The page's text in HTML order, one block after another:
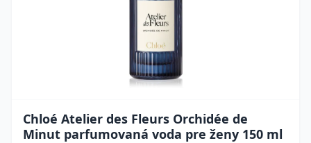
Chloé Atelier des Fleurs Orchidée de
Minut parfumovaná voda pre ženy 150 ml